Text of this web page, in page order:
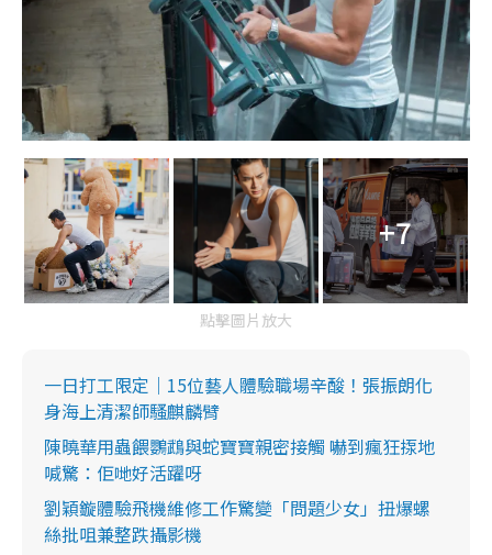
+7
點擊圖片放大
一日打工限定｜15位藝人體驗職場辛酸！張振朗化
身海上清潔師騷麒麟臂
陳曉華用蟲餵鸚鵡與蛇寶寶親密接觸 嚇到瘋狂揼地
喊驚：佢哋好活躍呀
劉穎鏇體驗飛機維修工作驚變「問題少女」扭爆螺
絲批咀兼整跌攝影機